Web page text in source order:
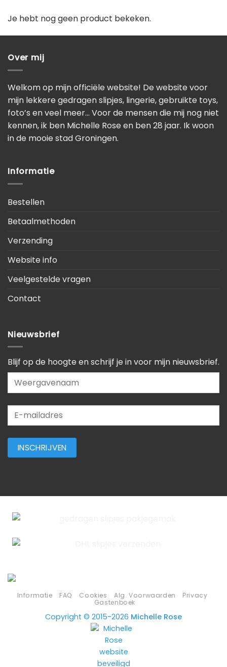
Je hebt nog geen product bekeken.
Over mij
Welkom op mijn officiële website! De website voor
mijn lekkere gedragen slipjes, lingerie, gebruikte toys,
foto’s en veel meer… Voor de mensen die mij nog niet
kennen, ik ben Michelle Rose en ben 28 jaar. Ik woon
in de mooie stad Groningen.
Informatie
Bestellen
Betaalmethoden
Verzending
Website info
Veelgestelde vragen
Contact
Nieuwsbrief
Blijf op de hoogte en schrijf je in voor mijn nieuwsbrief.
Informatie FAQ Cookies Alg. Voorwaarden
Privacy
Gastenboek
Copyright © 2015-2026 Michelle Rose